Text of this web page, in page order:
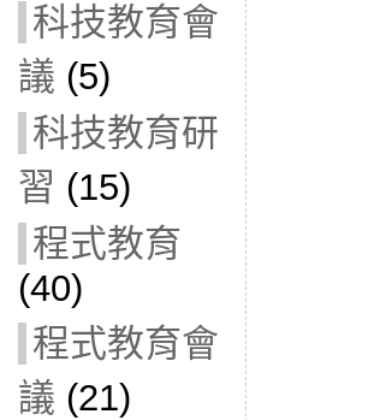
科技教育會
議 (5)
科技教育研
習 (15)
程式教育
(40)
程式教育會
議 (21)